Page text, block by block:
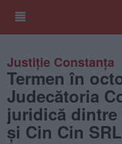
Justiție Constanța
Termen în
Judecătoria
juridică dintre
și Cin Cin SRL